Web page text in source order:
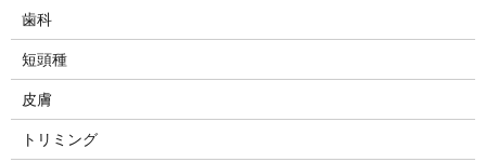
歯科
短頭種
皮膚
トリミング